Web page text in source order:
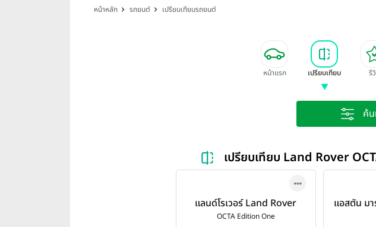
หน้าหลัก รถยนต์ เปรียบเทียบรถยนต์
หน้าแรก เปรียบเทียบ รี
ค้
เปรียบเทียบ Land Rover
แลนด์โรเวอร์ Land Rover
Defender OCTA Edition
OCTA Edition One
แอสตัน ม
DBX